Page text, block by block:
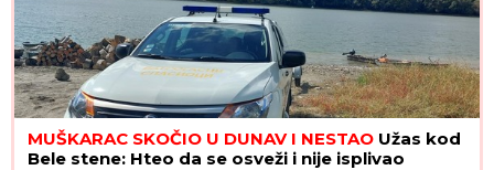
"JA SAM TO SMISLILA!"Dino Melin tvrdi da je on
napisao pesmu "Beograd", Ceca posle 30 godina
otkrila istinu: "Nudila sam je Marini"